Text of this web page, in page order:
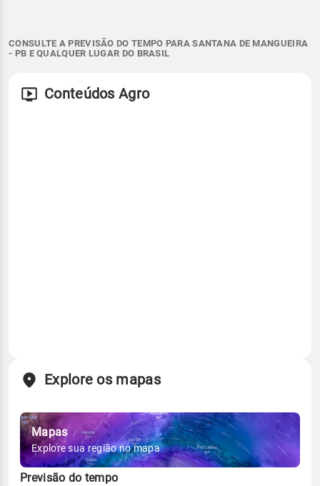
CONSULTE A PREVISÃO DO TEMPO PARA SANTANA DE MANGUEIRA
- PB E QUALQUER LUGAR DO BRASIL
Conteúdos Agro
Explore os mapas
Mapas
Explore sua região no mapa
Previsão do tempo